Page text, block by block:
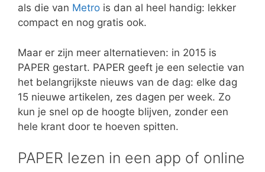
als die van Metro is dan al heel handig: lekker
compact en nog gratis ook.
Maar er zijn meer alternatieven: in 2015 is
PAPER gestart. PAPER geeft je een selectie van
het belangrijkste nieuws van de dag: elke dag
15 nieuwe artikelen, zes dagen per week. Zo
kun je snel op de hoogte blijven, zonder een
hele krant door te hoeven spitten.
PAPER lezen in een app of online